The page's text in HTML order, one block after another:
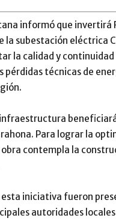
informó que invertirá
la subestación eléctrica
la calidad y
pérdidas técnicas de
Para lograr la
contempla la
esta iniciativa fueron
autoridades